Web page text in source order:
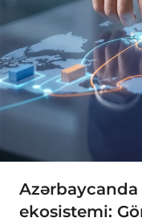
ekosistemi: